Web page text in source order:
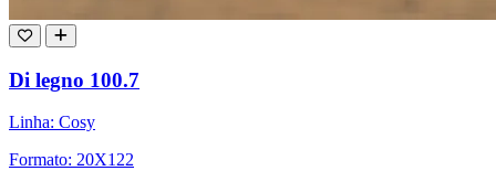
Di legno 100.7
Linha: Cosy
Formato: 20X122